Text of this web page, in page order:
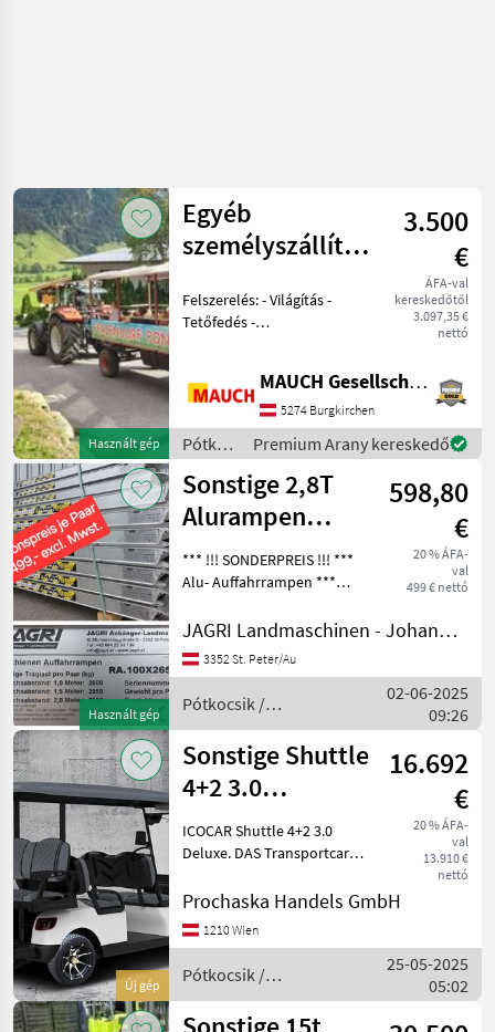
Használt gép
Egyéb
személyszállító
3.500
€
ÁFA-val
kereskedőtől
3.097,35 €
nettó
Felszerelés: - Világítás -
Tetőfedés -
kérdésére. Hogy elegendő
időt tudjak Önre szánni,
kérjük, vegye fel velem a
kapc
MAUCH Gesellschaft m.b.H. & Co.KG
5274 Burgkirchen
Pótkocsik
/
Sonstige
Premium Arany kereskedő
Használt gép
Sonstige 2,8T
Alurampen
Auffahrschienen
Verladerampen
598,80
€
20 % ÁFA-
val
499 € nettó
*** !!! SONDERPREIS !!! ***
Alu- Auffahrrampen ***
Auffahrschienen ***
Tragkraft *** Abmaße
*** id
JAGRI Landmaschinen - Johannes Amesbichler
3352 St. Peter/Au
Pótkocsik /
Sonstige
02-06-2025
09:26
Új gép
Sonstige Shuttle
4+2 3.0
"DeLuxe"
Transportcar der
16.692
€
20 % ÁFA-
val
13.910 €
nettó
ICOCAR Shuttle 4+2 3.0
Deluxe. DAS Transportcar
oder Freizeit. Perfekte
Ausstattung machen dieses
Prochaska Handels GmbH
1210 Wien
Pótkocsik /
Sonstige
25-05-2025
05:02